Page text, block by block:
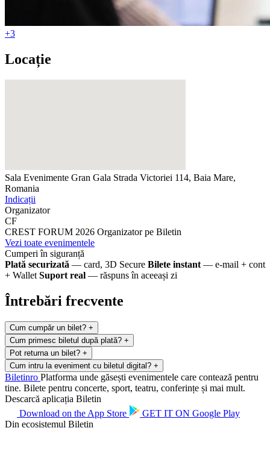
+3
Locație
Sala Evenimente Gran Gala Strada Victoriei 114, Baia Mare,
Romania
Indicații
Organizator
CF
CREST FORUM 2026 Organizator pe Biletin
Vezi toate evenimentele
Cumperi în siguranță
Plată securizată — card, 3D Secure Bilete instant — e-mail + cont
+ Wallet Suport real — răspuns în aceeași zi
Întrebări frecvente
Cum cumpăr un bilet? +
Cum primesc biletul după plată? +
Pot returna un bilet? +
Cum intru la eveniment cu biletul digital? +
Biletinro Platforma unde găsești evenimentele care contează pentru
tine. Bilete pentru concerte, sport, teatru, conferințe și mai mult.
Descarcă aplicația Biletin
Download on the App Store GET IT ON Google Play
Din ecosistemul Biletin